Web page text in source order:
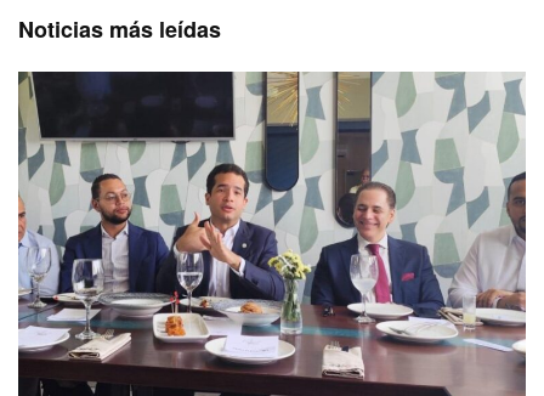
Noticias más leídas